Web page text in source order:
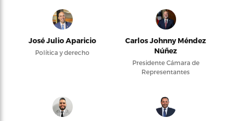
José Julio Aparicio
Política y derecho
Carlos Johnny Méndez
Núñez
Presidente Cámara de
Representantes